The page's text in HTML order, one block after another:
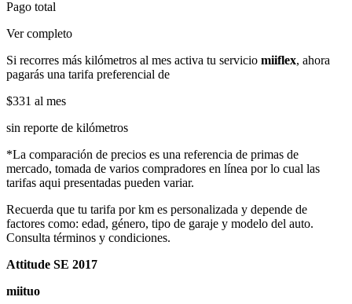
Pago total
Ver completo
Si recorres más kilómetros al mes activa tu servicio miiflex, ahora
pagarás una tarifa preferencial de
$331 al mes
sin reporte de kilómetros
*La comparación de precios es una referencia de primas de
mercado, tomada de varios compradores en línea por lo cual las
tarifas aqui presentadas pueden variar.
Recuerda que tu tarifa por km es personalizada y depende de
factores como: edad, género, tipo de garaje y modelo del auto.
Consulta términos y condiciones.
Attitude SE 2017
miituo